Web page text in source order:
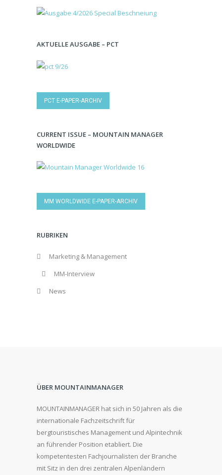
AKTUELLE AUSGABE – PCT
PCT E-PAPER-ARCHIV
CURRENT ISSUE – MOUNTAIN MANAGER
WORLDWIDE
MM WORLDWIDE E-PAPER-ARCHIV
RUBRIKEN
Marketing & Management
MM-Interview
News
ÜBER MOUNTAINMANAGER
MOUNTAINMANAGER hat sich in 50 Jahren als die
internationale Fachzeitschrift für
bergtouristisches Management und Alpintechnik
an führender Position etabliert. Die
kompetentesten Fachjournalisten der Branche
mit Sitz in den drei zentralen Alpenländern